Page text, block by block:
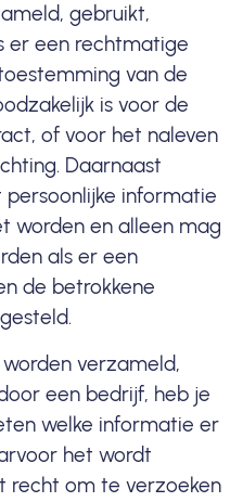
gebruikt,
er een rechtmatige
van de
is voor de
of voor het naleven
Daarnaast
informatie
worden en alleen mag
als er een
de betrokkene
verzameld,
een bedrijf, heb je
welke informatie er
het wordt
recht om te verzoeken